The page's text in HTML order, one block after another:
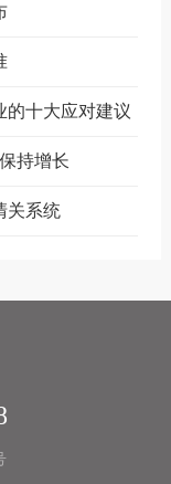
的十大应对建议
持增长
关系统